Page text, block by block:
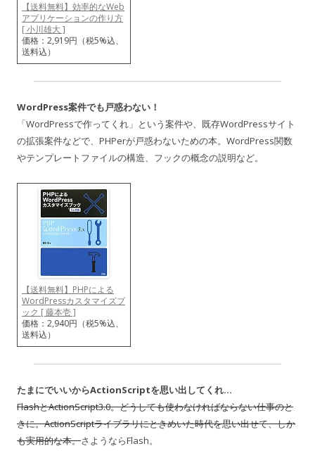
【送料無料】効率的なWeb
アプリケーションの作り方
[ 小川雄大 ]
価格：2,919円（税5%込、
送料込）
WordPress案件でも戸惑わない！
「WordPressで作ってくれ」という案件や、既存WordPressサイト
の拡張案件などで、PHPerが戸惑わないための本。WordPress関数
やテンプレートファイルの構造、フックの概念の説明など。
【送料無料】PHPによる
WordPressカスタマイズブ
ック [ 藤本壱 ]
価格：2,940円（税5%込、
送料込）
たまにでいいからActionScriptを思い出してくれ…
FlashとActionScript3.0。どうしても使わなければならない仕事のと
きに。ActionScriptライブラリにときめいた時代を思い出せて、しか
も実用的な本。さようならFlash。